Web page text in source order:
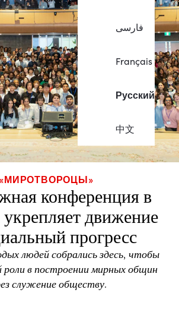
فارسی
Français
Русский
中文
конференция в
движение
прогресс
людей собрались здесь, чтобы
роли в построении мирных общин
служение обществу.